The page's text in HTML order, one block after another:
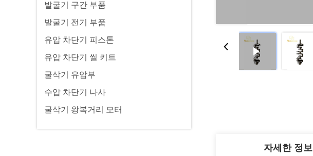
발굴기 구간 부품
발굴기 전기 부품
유압 차단기 피스톤
유압 차단기 씰 키트
굴삭기 유압부
수압 차단기 나사
굴삭기 왕복거리 모터
자세한 정보